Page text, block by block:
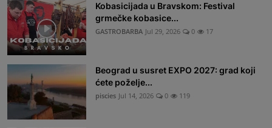
Kobasicijada u Bravskom: Festival
grmečke kobasice...
GASTROBARBA Jul 29, 2026 0 17
Beograd u susret EXPO 2027: grad koji
ćete poželje...
piscies Jul 14, 2026 0 119